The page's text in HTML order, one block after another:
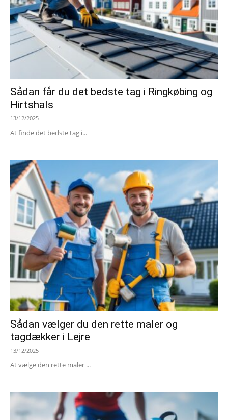
Sådan får du det bedste tag i Ringkøbing og
Hirtshals
13/12/2025
At finde det bedste tag i...
Sådan vælger du den rette maler og
tagdækker i Lejre
13/12/2025
At vælge den rette maler ...